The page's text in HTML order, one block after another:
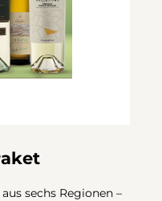
sechs Regionen –